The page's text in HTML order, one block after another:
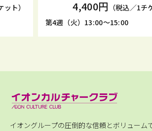
ト）
4,400円 （税込／1チ
第4週（火）13:00～15:00
イオングループの圧倒的な信頼とボリューム